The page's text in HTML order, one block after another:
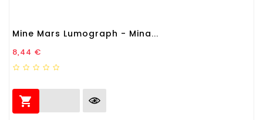
Mine Mars Lumograph - Mina...
Prezzo
8,44 €
